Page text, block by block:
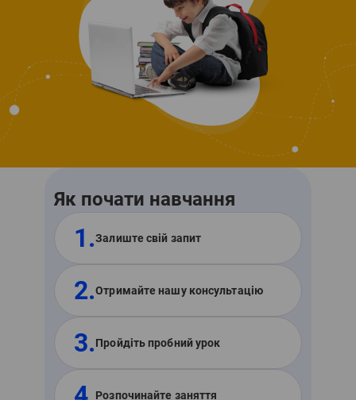
Як почати навчання
1.Залиште свій запит
2.Отримайте нашу консультацію
3.Пройдіть пробний урок
Розпочинайте заняття